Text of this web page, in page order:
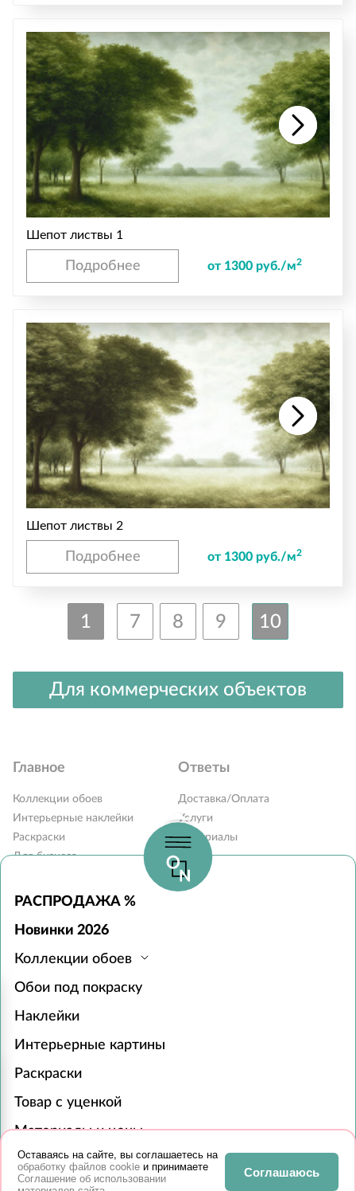
РАСПРОДАЖА %
Новинки 2026
Коллекции обоев
Обои под покраску
Наклейки
Интерьерные картины
Раскраски
Товар с уценкой
Материалы и цены
Для бизнеса
Шепот листвы 1
Подробнее от 1300 руб./м2
Шепот листвы 2
Подробнее от 1300 руб./м2
1 7 8 9 10
Для коммерческих объектов
Главное
Коллекции обоев
Интерьерные наклейки
Раскраски
Для бизнеса
Ответы
Доставка/Оплата
Услуги
Материалы
Блог
Вопросы и ответы
Контакты
с 10:00 до 19:00 без выходных
+7 (495) 134-13-56
Оставаясь на сайте, вы соглашаетесь на
обработку файлов cookie и принимаете
Соглашение об использовании Соглашаюсь